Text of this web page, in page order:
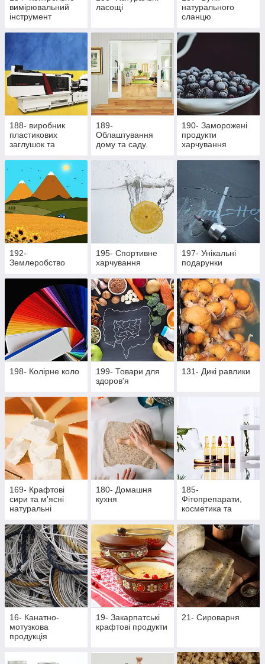
вимірювальний
інструмент
ласощі
натурального
сланцю
188- виробник
пластикових
заглушок та
фурнітури
189-
Облаштування
дому та саду.
харчування
190- Заморожені
продукти
харчування
192-
Землеробство
195- Cпортивне
харчування
197- Унікальні
подарунки
198- Колірне коло
199- Товари для
здоров'я
131- Дикі равлики
169- Крафтові
сири та м'ясні
натуральні
180- Домашня
кухня
185-
Фітопрепарати,
косметика та
16- Канатно-
мотузкова
продукція
19- Закарпатські
крафтові продукти
21- Сироварня